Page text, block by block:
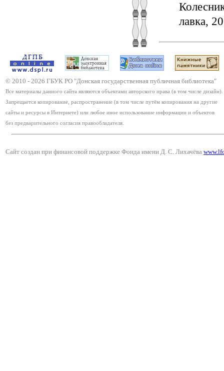
лавка,
© 2010 - 2026 ГБУК РО "Донская государственная публичная библиотека"
Все материалы данного сайта являются объектами авторского права (в том числе дизайн).
Запрещается копирование, распространение (в том числе путём копирования на другие
сайты и ресурсы в Интернете) или любое иное использование информации и объектов
без предварительного согласия правообладателя.
Сайт создан при финансовой поддержке Фонда имени Д. С. Лихачёва